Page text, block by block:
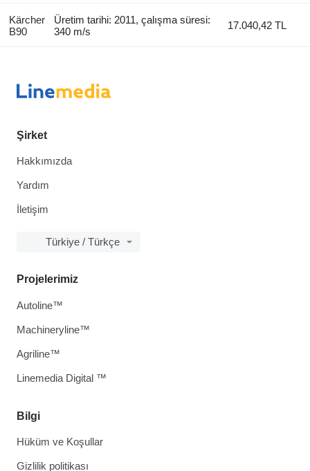
Kärcher
B90
Üretim tarihi: 2011, çalışma süresi:
340 m/s
17.040,42 TL
Şirket
Hakkımızda
Yardım
İletişim
Türkiye / Türkçe
Bilgi
Hüküm ve Koşullar
Gizlilik politikası
Projelerimiz
Autoline™
Machineryline™
Agriline™
Linemedia Digital ™